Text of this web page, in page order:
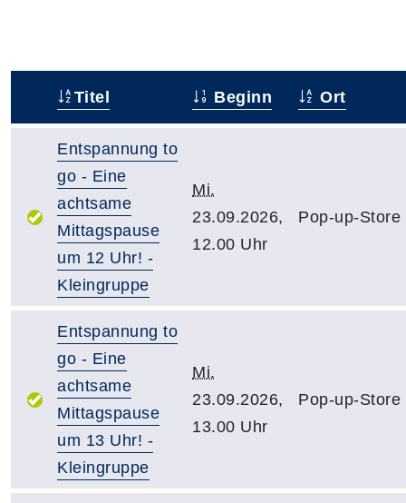
Titel Beginn Ort
Entspannung to
go - Eine
achtsame
Mittagspause
um 12 Uhr! -
Kleingruppe
Mi.
23.09.2026,
12.00 Uhr
Pop-up-Store
Entspannung to
go - Eine
achtsame
Mittagspause
um 13 Uhr! -
Kleingruppe
Mi.
23.09.2026,
13.00 Uhr
Pop-up-Store